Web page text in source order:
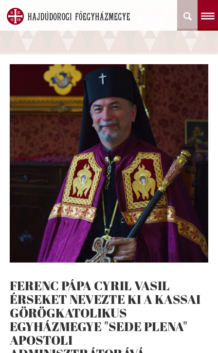
FERENC PÁPA CYRIL VASIL
ÉRSEKET NEVEZTE KI A KASSAI
GÖRÖGKATOLIKUS
EGYHÁZMEGYE "SEDE PLENA"
APOSTOLI